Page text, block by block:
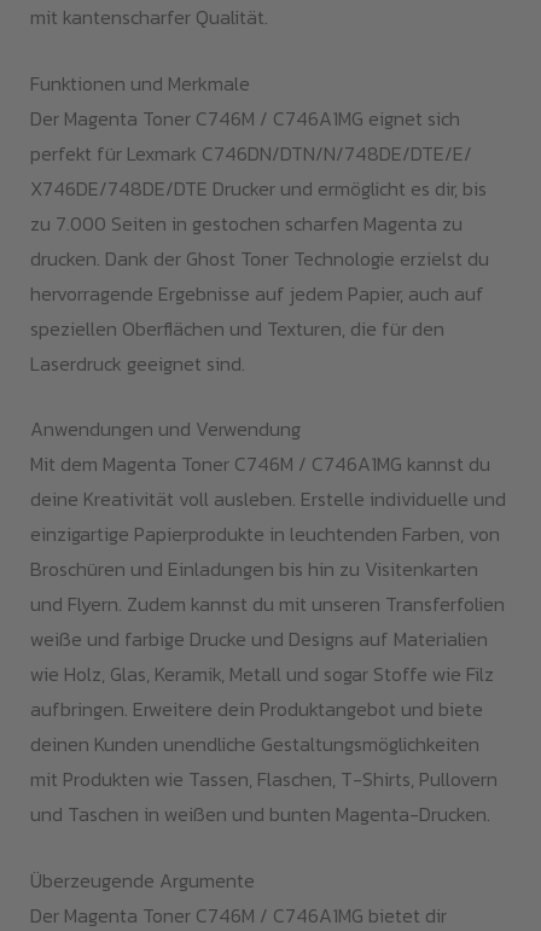
mit kantenscharfer Qualität.
Funktionen und Merkmale
Der Magenta Toner C746M / C746A1MG eignet sich
perfekt für Lexmark C746DN/DTN/N/748DE/DTE/E/
X746DE/748DE/DTE Drucker und ermöglicht es dir, bis
zu 7.000 Seiten in gestochen scharfen Magenta zu
drucken. Dank der Ghost Toner Technologie erzielst du
hervorragende Ergebnisse auf jedem Papier, auch auf
speziellen Oberflächen und Texturen, die für den
Laserdruck geeignet sind.
Anwendungen und Verwendung
Mit dem Magenta Toner C746M / C746A1MG kannst du
deine Kreativität voll ausleben. Erstelle individuelle und
einzigartige Papierprodukte in leuchtenden Farben, von
Broschüren und Einladungen bis hin zu Visitenkarten
und Flyern. Zudem kannst du mit unseren Transferfolien
weiße und farbige Drucke und Designs auf Materialien
wie Holz, Glas, Keramik, Metall und sogar Stoffe wie Filz
aufbringen. Erweitere dein Produktangebot und biete
deinen Kunden unendliche Gestaltungsmöglichkeiten
mit Produkten wie Tassen, Flaschen, T-Shirts, Pullovern
und Taschen in weißen und bunten Magenta-Drucken.
Überzeugende Argumente
Der Magenta Toner C746M / C746A1MG bietet dir